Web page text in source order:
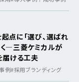
点に「選び、選ばれ
く―三菱ケミカルが
届ける工夫
例#採用ブランディング